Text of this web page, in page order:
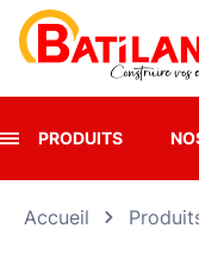
PRODUITS
Accueil
Panneau de gestion